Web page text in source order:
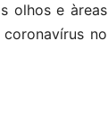
olhos e àreas
no